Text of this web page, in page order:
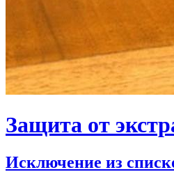
Защита от
Исключение из